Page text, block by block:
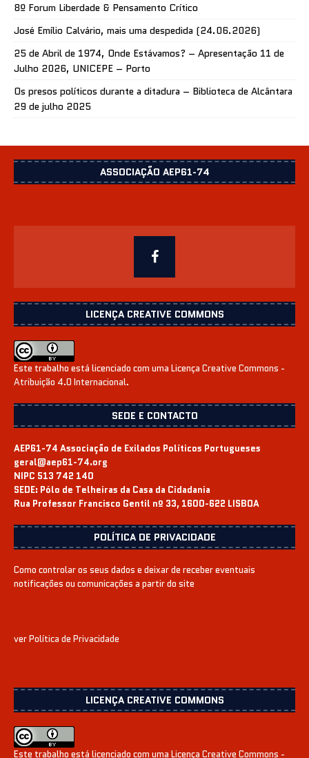
8º Forum Liberdade & Pensamento Crítico
José Emílio Calvário, mais uma despedida (24.06.2026)
25 de Abril de 1974, Onde Estávamos? – Apresentação 11 de
Julho 2026, UNICEPE – Porto
Os presos políticos durante a ditadura – Biblioteca de Alcântara
29 de julho 2025
ASSOCIAÇÃO AEP61-74
LICENÇA CREATIVE COMMONS
Este trabalho está licenciado com uma Licença Creative Commons -
Atribuição 4.0 Internacional.
SEDE E CONTACTO
AEP61-74 Associação de Exilados Políticos Portugueses
geral@aep61-74.org
NIPC 513 742 140
SEDE: Pólo de Telheiras da Casa da Cidadania
Rua Professor Francisco Gentil nº 33, 1600-622 LISBOA
POLÍTICA DE PRIVACIDADE
Como controlar os seus dados e deixar de receber eventuais
notificações ou comunicações a partir do site
verPolítica de Privacidade
LICENÇA CREATIVE COMMONS
Este trabalho está licenciado com uma Licença Creative Commons -